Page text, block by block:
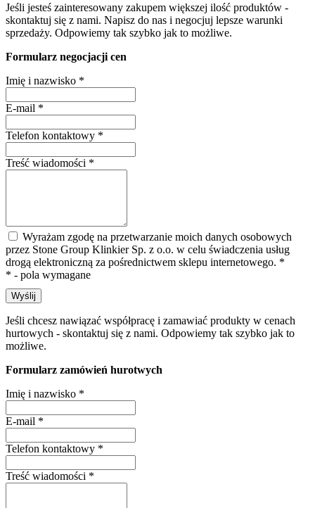
Jeśli jesteś zainteresowany zakupem większej ilość produktów -
skontaktuj się z nami. Napisz do nas i negocjuj lepsze warunki
sprzedaży. Odpowiemy tak szybko jak to możliwe.
Formularz negocjacji cen
Imię i nazwisko *
E-mail *
Telefon kontaktowy *
Treść wiadomości *
Wyrażam zgodę na przetwarzanie moich danych osobowych
przez Stone Group Klinkier Sp. z o.o. w celu świadczenia usług
drogą elektroniczną za pośrednictwem sklepu internetowego. *
* - pola wymagane
Wyślij
Jeśli chcesz nawiązać współpracę i zamawiać produkty w cenach
hurtowych - skontaktuj się z nami. Odpowiemy tak szybko jak to
możliwe.
Formularz zamówień hurotwych
Imię i nazwisko *
E-mail *
Telefon kontaktowy *
Treść wiadomości *